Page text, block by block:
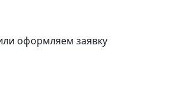
оформляем заявку